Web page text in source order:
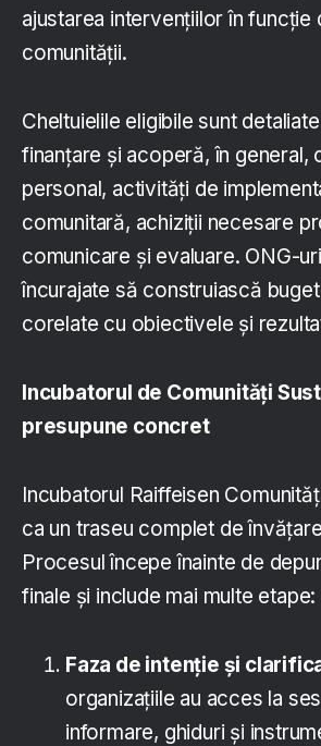
ajustarea intervențiilor în funcție
comunității.
Cheltuielile eligibile sunt
finanțare și acoperă, în general,
personal, activități de
comunitară, achiziții necesare
comunicare și evaluare. ONG-
încurajate să construiască
corelate cu obiectivele și
Incubatorul de Comunități
presupune concret
Incubatorul Raiffeisen
ca un traseu complet de
Procesul începe înainte de
finale și include mai multe etape:
Faza de intenție și
organizațiile au acces la
informare, ghiduri și